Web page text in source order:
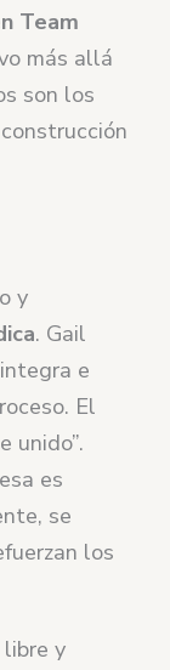
Team
más allá
son los
y
. Gail
e
El
unido”.
es
se
los
y